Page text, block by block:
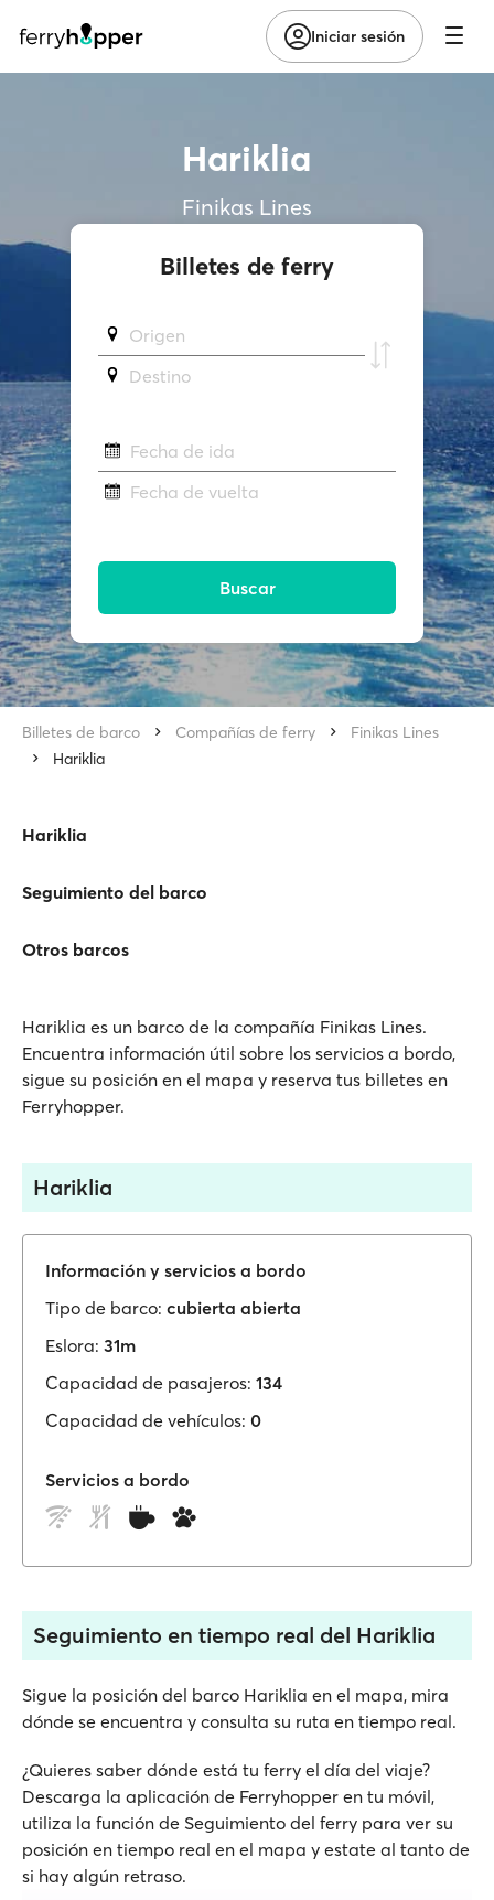
Iniciar sesión
Hariklia
Finikas Lines
Billetes de ferry
Origen
Destino
Fecha de ida
Fecha de vuelta
Buscar
Billetes de barco Compañías de ferry
Finikas Lines
Hariklia
Hariklia
Seguimiento del barco
Otros barcos
Hariklia es un barco de la compañía Finikas Lines.
Encuentra información útil sobre los servicios a bordo,
sigue su posición en el mapa y reserva tus billetes en
Ferryhopper.
Hariklia
Información y servicios a bordo
Tipo de barco: cubierta abierta
Eslora: 31m
Capacidad de pasajeros: 134
Capacidad de vehículos: 0
Servicios a bordo
Seguimiento en tiempo real del Hariklia
Sigue la posición del barco Hariklia en el mapa, mira
dónde se encuentra y consulta su ruta en tiempo real.
¿Quieres saber dónde está tu ferry el día del viaje?
Descarga la aplicación de Ferryhopper en tu móvil,
utiliza la función de Seguimiento del ferry para ver su
posición en tiempo real en el mapa y estate al tanto de
si hay algún retraso.